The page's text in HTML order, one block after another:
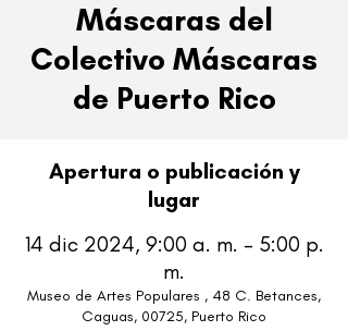
Máscaras del
Colectivo Máscaras
de Puerto Rico
Apertura o publicación y
lugar
14 dic 2024, 9:00 a. m. – 5:00 p.
m.
Museo de Artes Populares , 48 C. Betances,
Caguas, 00725, Puerto Rico